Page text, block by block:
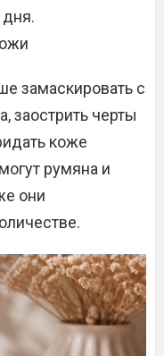
дня.
замаскировать с
заострить черты
коже
румяна и
они